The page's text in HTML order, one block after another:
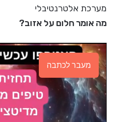
מערכת אלטרנטיבלי
מה אומר חלום על אזוב?
מעבר לכתבה